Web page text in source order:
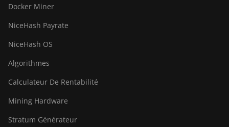
Docker Miner
NiceHash Payrate
NiceHash OS
Algorithmes
Calculateur De Rentabilité
Mining Hardware
Stratum Générateur